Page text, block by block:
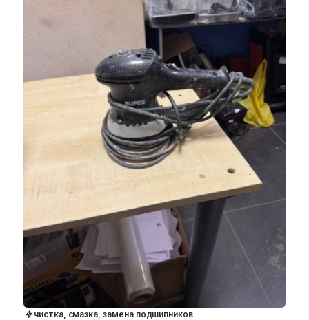
чистка, смазка, замена подшипников